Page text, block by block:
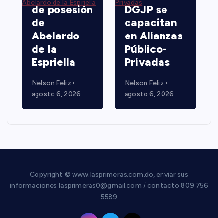
de posesión
de
Abelardo
de la
Espriella
Nelson Feliz
agosto 6, 2026
DGJP se
capacitan
en Alianzas
Público-
Privadas
Nelson Feliz
agosto 6, 2026
Copyright © www.lasprimeras.com.do, enviar sus
informaciones lasprimeras0@gmail.com / contacto 809 756
5589